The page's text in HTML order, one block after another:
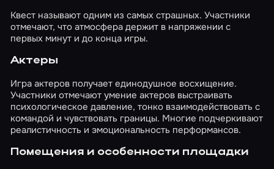
Квест называют одним из самых страшных. Участники
отмечают, что атмосфера держит в напряжении с
первых минут и до конца игры.
Актеры
Игра актеров получает единодушное восхищение.
Участники отмечают умение актеров выстраивать
психологическое давление, тонко взаимодействовать с
командой и чувствовать границы. Многие подчеркивают
реалистичность и эмоциональность перформансов.
Помещения и особенности площадки